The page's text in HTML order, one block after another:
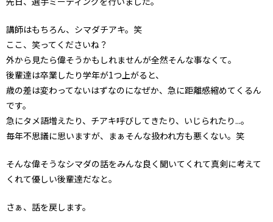
講師はもちろん、シマダチアキ。笑
ここ、笑ってくださいね？
外から見たら偉そうかもしれませんが全然そんな事なくて。
後輩達は卒業したり学年が1つ上がると、
歳の差は変わってないはずなのになぜか、急に距離感縮めてくるん
です。
急にタメ語増えたり、チアキ呼びしてきたり、いじられたり...。
毎年不思議に思いますが、まぁそんな扱われ方も悪くない。笑
そんな偉そうなシマダの話をみんな良く聞いてくれて真剣に考えて
くれて優しい後輩達だなと。
さぁ、話を戻します。